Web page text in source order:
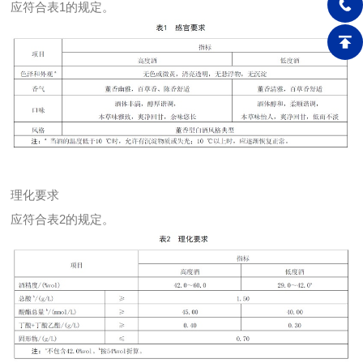
应符合表1的规定。
理化要求
应符合表2的规定。